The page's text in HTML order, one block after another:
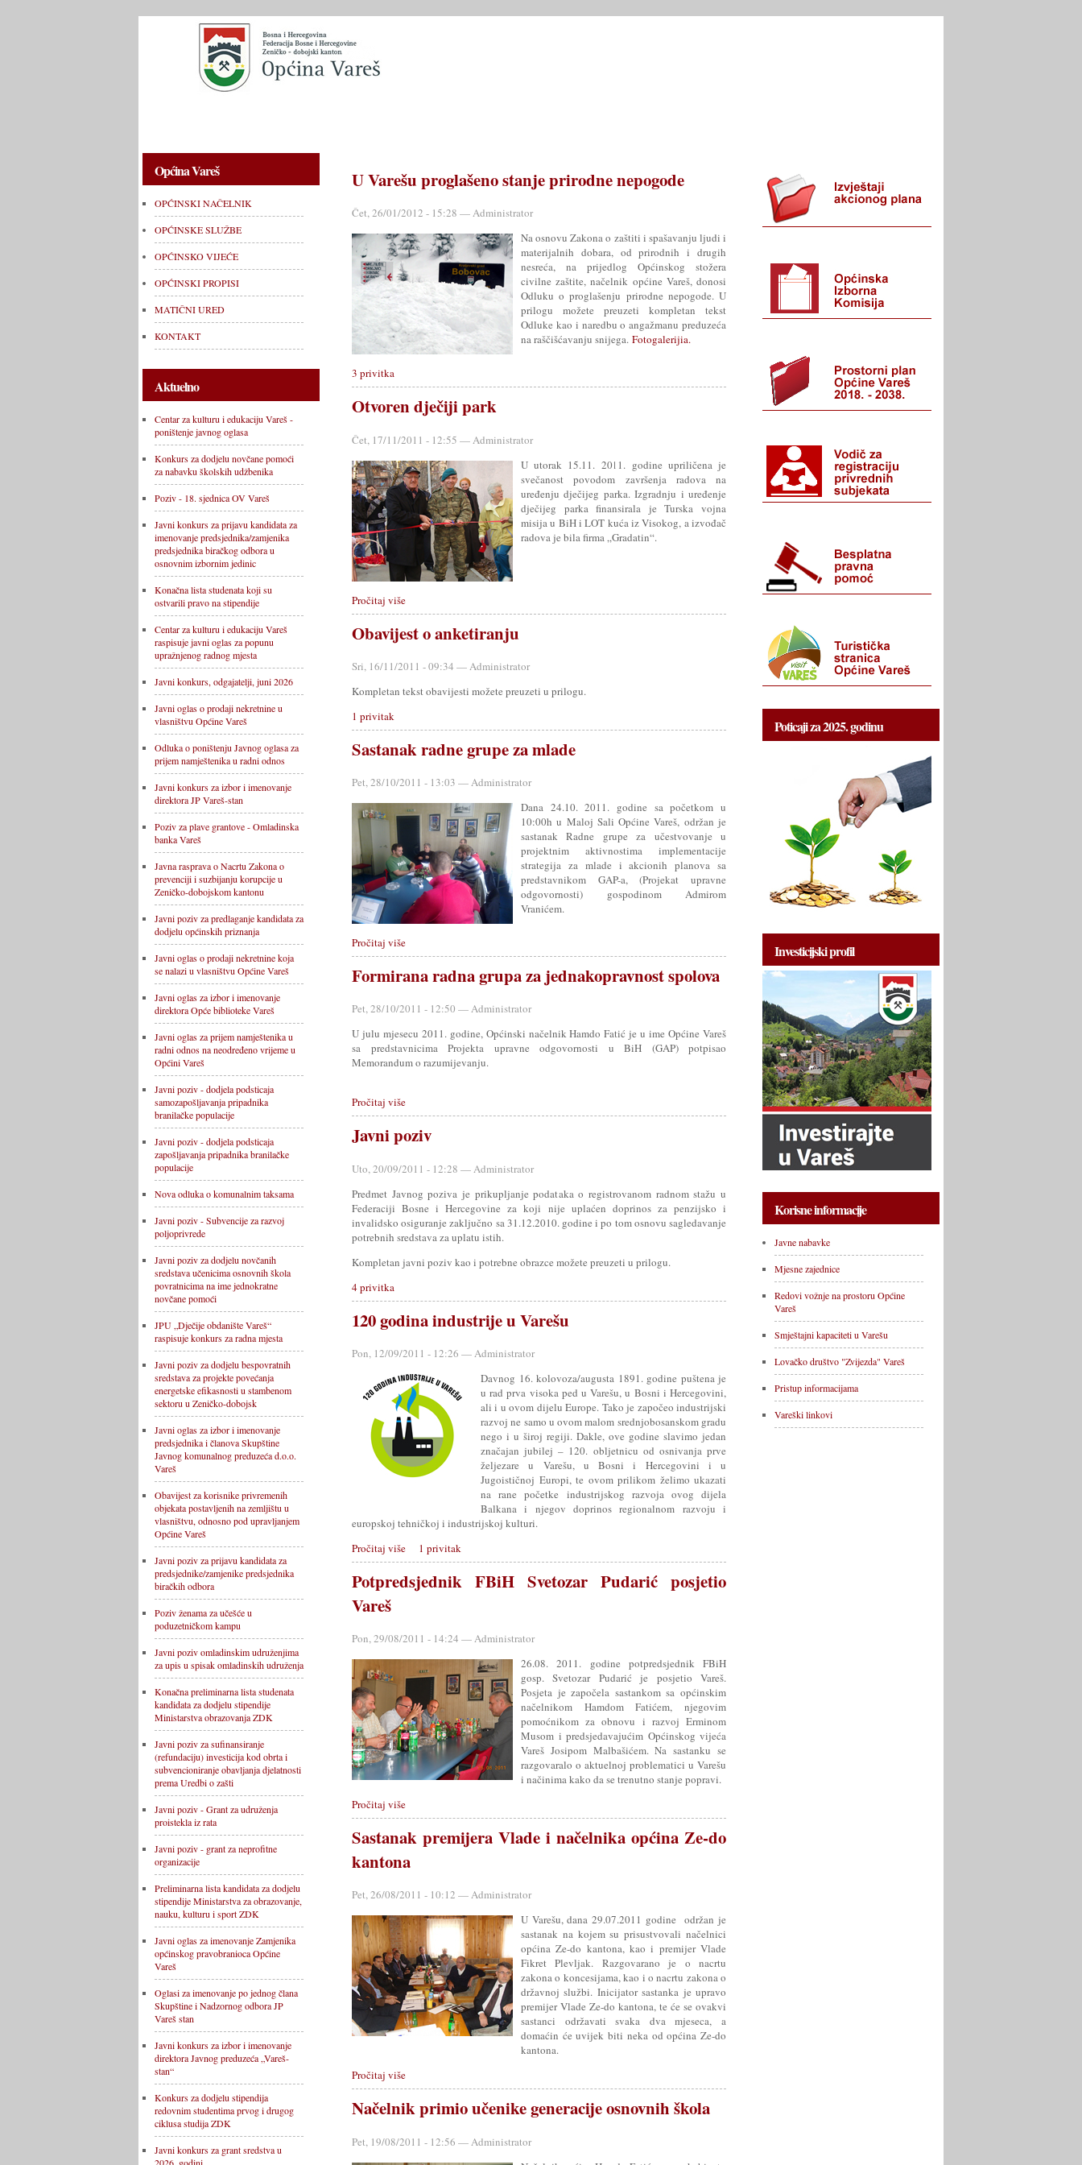
Općina Vareš
OPĆINSKI NAČELNIK
OPĆINSKE SLUŽBE
OPĆINSKO VIJEĆE
OPĆINSKI PROPISI
MATIČNI URED
KONTAKT
Aktuelno
Centar za kulturu i edukaciju Vareš -
poništenje javnog oglasa
Konkurs za dodjelu novčane pomoći
za nabavku školskih udžbenika
Poziv - 18. sjednica OV Vareš
Javni konkurs za prijavu kandidata za
imenovanje predsjednika/zamjenika
predsjednika biračkog odbora u
osnovnim izbornim jedinic
Konačna lista studenata koji su
ostvarili pravo na stipendije
Centar za kulturu i edukaciju Vareš
raspisuje javni oglas za popunu
upražnjenog radnog mjesta
Javni konkurs, odgajatelji, juni 2026
Javni oglas o prodaji nekretnine u
vlasništvu Općine Vareš
Odluka o poništenju Javnog oglasa za
prijem namještenika u radni odnos
Javni konkurs za izbor i imenovanje
direktora JP Vareš-stan
Poziv za plave grantove - Omladinska
banka Vareš
Javna rasprava o Nacrtu Zakona o
prevenciji i suzbijanju korupcije u
Zeničko-dobojskom kantonu
Javni poziv za predlaganje kandidata za
dodjelu općinskih priznanja
Javni oglas o prodaji nekretnine koja
se nalazi u vlasništvu Općine Vareš
Javni oglas za izbor i imenovanje
direktora Opće biblioteke Vareš
Javni oglas za prijem namještenika u
radni odnos na neodređeno vrijeme u
Općini Vareš
Javni poziv - dodjela podsticaja
samozapošljavanja pripadnika
branilačke populacije
Javni poziv - dodjela podsticaja
zapošljavanja pripadnika branilačke
populacije
Nova odluka o komunalnim taksama
Javni poziv - Subvencije za razvoj
poljoprivrede
Javni poziv za dodjelu novčanih
sredstava učenicima osnovnih škola
povratnicima na ime jednokratne
novčane pomoći
JPU „Dječije obdanište Vareš“
raspisuje konkurs za radna mjesta
Javni poziv za dodjelu bespovratnih
sredstava za projekte povećanja
energetske efikasnosti u stambenom
sektoru u Zeničko-dobojsk
Javni oglas za izbor i imenovanje
predsjednika i članova Skupštine
Javnog komunalnog preduzeća d.o.o.
Vareš
Obavijest za korisnike privremenih
objekata postavljenih na zemljištu u
vlasništvu, odnosno pod upravljanjem
Općine Vareš
Javni poziv za prijavu kandidata za
predsjednike/zamjenike predsjednika
biračkih odbora
Poziv ženama za učešće u
poduzetničkom kampu
Javni poziv omladinskim udruženjima
za upis u spisak omladinskih udruženja
Konačna preliminarna lista studenata
kandidata za dodjelu stipendije
Ministarstva obrazovanja ZDK
Javni poziv za sufinansiranje
(refundaciju) investicija kod obrta i
subvencioniranje obavljanja djelatnosti
prema Uredbi o zašti
Javni poziv - Grant za udruženja
proistekla iz rata
Javni poziv - grant za neprofitne
organizacije
Preliminarna lista kandidata za dodjelu
stipendije Ministarstva za obrazovanje,
nauku, kulturu i sport ZDK
Javni oglas za imenovanje Zamjenika
općinskog pravobranioca Općine
Vareš
Oglasi za imenovanje po jednog člana
Skupštine i Nadzornog odbora JP
Vareš stan
Javni konkurs za izbor i imenovanje
direktora Javnog preduzeća „Vareš-
stan“
Konkurs za dodjelu stipendija
redovnim studentima prvog i drugog
ciklusa studija ZDK
Javni konkurs za grant sredstva u
U Varešu proglašeno stanje prirodne nepogode
Čet, 26/01/2012 - 15:28 — Administrator
Na osnovu Zakona o zaštiti i spašavanju ljudi i
materijalnih dobara, od prirodnih i drugih
nesreća, na prijedlog Općinskog stožera
civilne zaštite, načelnik općine Vareš, donosi
Odluku o proglašenju prirodne nepogode. U
prilogu možete preuzeti kompletan tekst
Odluke kao i naredbu o angažmanu preduzeća
na raščišćavanju snijega. Fotogalerijia.
3 privitka
Otvoren dječiji park
Čet, 17/11/2011 - 12:55 — Administrator
U utorak 15.11. 2011. godine upriličena je
svečanost povodom završenja radova na
uređenju dječijeg parka. Izgradnju i uređenje
dječijeg parka finansirala je Turska vojna
misija u BiH i LOT kuća iz Visokog, a izvođač
radova je bila firma „Gradatin“.
Pročitaj više
Obavijest o anketiranju
Sri, 16/11/2011 - 09:34 — Administrator
Kompletan tekst obavijesti možete preuzeti u prilogu.
1 privitak
Sastanak radne grupe za mlade
Pet, 28/10/2011 - 13:03 — Administrator
Dana 24.10. 2011. godine sa početkom u
10:00h u Maloj Sali Općine Vareš, održan je
sastanak Radne grupe za učestvovanje u
projektnim aktivnostima implementacije
strategija za mlade i akcionih planova sa
predstavnikom GAP-a, (Projekat upravne
odgovornosti) gospodinom Admirom
Vranićem.
Pročitaj više
Formirana radna grupa za jednakopravnost spolova
Pet, 28/10/2011 - 12:50 — Administrator
U julu mjesecu 2011. godine, Općinski načelnik Hamdo Fatić je u ime Općine Vareš
sa predstavnicima Projekta upravne odgovornosti u BiH (GAP) potpisao
Memorandum o razumijevanju.
Pročitaj više
Javni poziv
Uto, 20/09/2011 - 12:28 — Administrator
Predmet Javnog poziva je prikupljanje podataka o registrovanom radnom stažu u
Federaciji Bosne i Hercegovine za koji nije uplaćen doprinos za penzijsko i
invalidsko osiguranje zaključno sa 31.12.2010. godine i po tom osnovu sagledavanje
potrebnih sredstava za uplatu istih.
Kompletan javni poziv kao i potrebne obrazce možete preuzeti u prilogu.
4 privitka
120 godina industrije u Varešu
Pon, 12/09/2011 - 12:26 — Administrator
Davnog 16. kolovoza/augusta 1891. godine puštena je
u rad prva visoka ped u Varešu, u Bosni i Hercegovini,
ali i u ovom dijelu Europe. Tako je započeo industrijski
razvoj ne samo u ovom malom srednjobosanskom gradu
nego i u široj regiji. Dakle, ove godine slavimo jedan
značajan jubilej – 120. obljetnicu od osnivanja prve
željezare u Varešu, u Bosni i Hercegovini i u
Jugoističnoj Europi, te ovom prilikom želimo ukazati
na rane početke industrijskog razvoja ovog dijela
Balkana i njegov doprinos regionalnom razvoju i
europskoj tehničkoj i industrijskoj kulturi.
Pročitaj više
1 privitak
Potpredsjednik FBiH Svetozar Pudarić posjetio
Vareš
Pon, 29/08/2011 - 14:24 — Administrator
26.08. 2011. godine potpredsjednik FBiH
gosp. Svetozar Pudarić je posjetio Vareš.
Posjeta je započela sastankom sa općinskim
načelnikom Hamdom Fatićem, njegovim
pomoćnikom za obnovu i razvoj Erminom
Musom i predsjedavajućim Općinskog vijeća
Vareš Josipom Malbašićem. Na sastanku se
razgovaralo o aktuelnoj problematici u Varešu
i načinima kako da se trenutno stanje popravi.
Pročitaj više
Sastanak premijera Vlade i načelnika općina Ze-do
kantona
Pet, 26/08/2011 - 10:12 — Administrator
U Varešu, dana 29.07.2011 godine održan je
sastanak na kojem su prisustvovali načelnici
općina Ze-do kantona, kao i premijer Vlade
Fikret Plevljak. Razgovarano je o nacrtu
zakona o koncesijama, kao i o nacrtu zakona o
državnoj službi. Inicijator sastanka je upravo
premijer Vlade Ze-do kantona, te će se ovakvi
sastanci održavati svaka dva mjeseca, a
domaćin će uvijek biti neka od općina Ze-do
kantona.
Pročitaj više
Načelnik primio učenike generacije osnovnih škola
Pet, 19/08/2011 - 12:56 — Administrator
Poticaji za 2025. godinu
Investicijski profil
Korisne informacije
Javne nabavke
Mjesne zajednice
Redovi vožnje na prostoru Općine
Vareš
Smještajni kapaciteti u Varešu
Lovačko društvo "Zvijezda" Vareš
Pristup informacijama
Vareški linkovi